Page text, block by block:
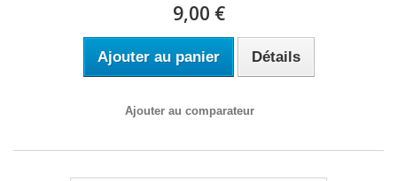
9,00 €
Ajouter au panier Détails
Ajouter au comparateur